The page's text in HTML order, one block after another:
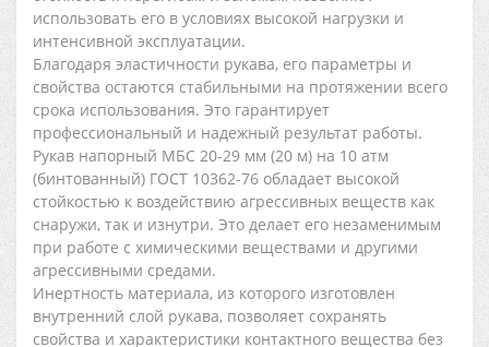
использовать его в условиях высокой нагрузки и
интенсивной эксплуатации.
Благодаря эластичности рукава, его параметры и
свойства остаются стабильными на протяжении всего
срока использования. Это гарантирует
профессиональный и надежный результат работы.
Рукав напорный МБС 20-29 мм (20 м) на 10 атм
(бинтованный) ГОСТ 10362-76 обладает высокой
стойкостью к воздействию агрессивных веществ как
снаружи, так и изнутри. Это делает его незаменимым
при работе с химическими веществами и другими
агрессивными средами.
Инертность материала, из которого изготовлен
внутренний слой рукава, позволяет сохранять
свойства и характеристики контактного вещества без